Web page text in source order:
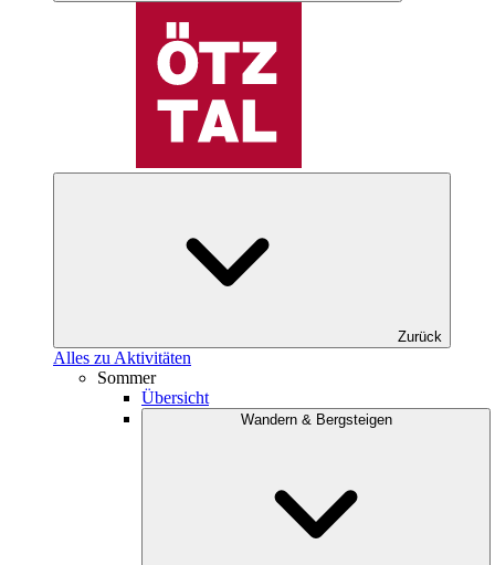
Zurück
Alles zu Aktivitäten
Sommer
Übersicht
Wandern & Bergsteigen